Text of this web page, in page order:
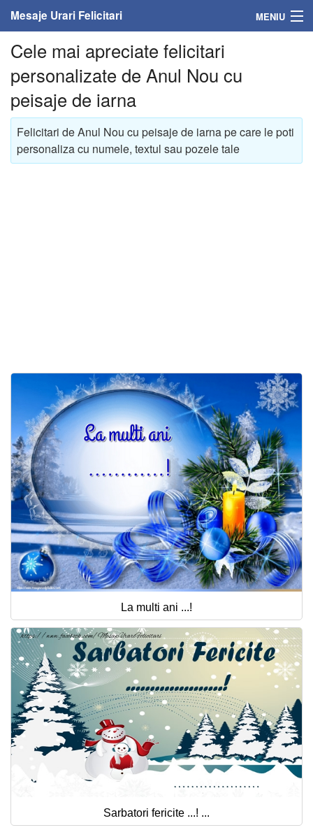
Mesaje Urari Felicitari MENIU
Home
Mesaje
Felicitari
Felicitari cu nume
Felicitari muzicale personalizate
Felicitari animate
Invitatii personalizate
Conecteaza-te
Cele mai apreciate felicitari
personalizate de Anul Nou cu
peisaje de iarna
Felicitari de Anul Nou cu peisaje de iarna pe care le poti
personaliza cu numele, textul sau pozele tale
La multi ani ...!
Sarbatori fericite ...! ...